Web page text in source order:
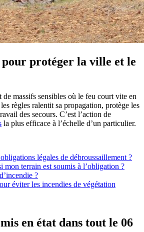
protéger la ville et le
massifs sensibles où le feu court vite en
règles ralentit sa propagation, protège les
des secours. C’est l’action de
la plus efficace à l’échelle d’un particulier.
légales de débroussaillement ?
mon terrain est soumis à l’obligation ?
?
éviter les incendies de végétation
en état dans tout le 06